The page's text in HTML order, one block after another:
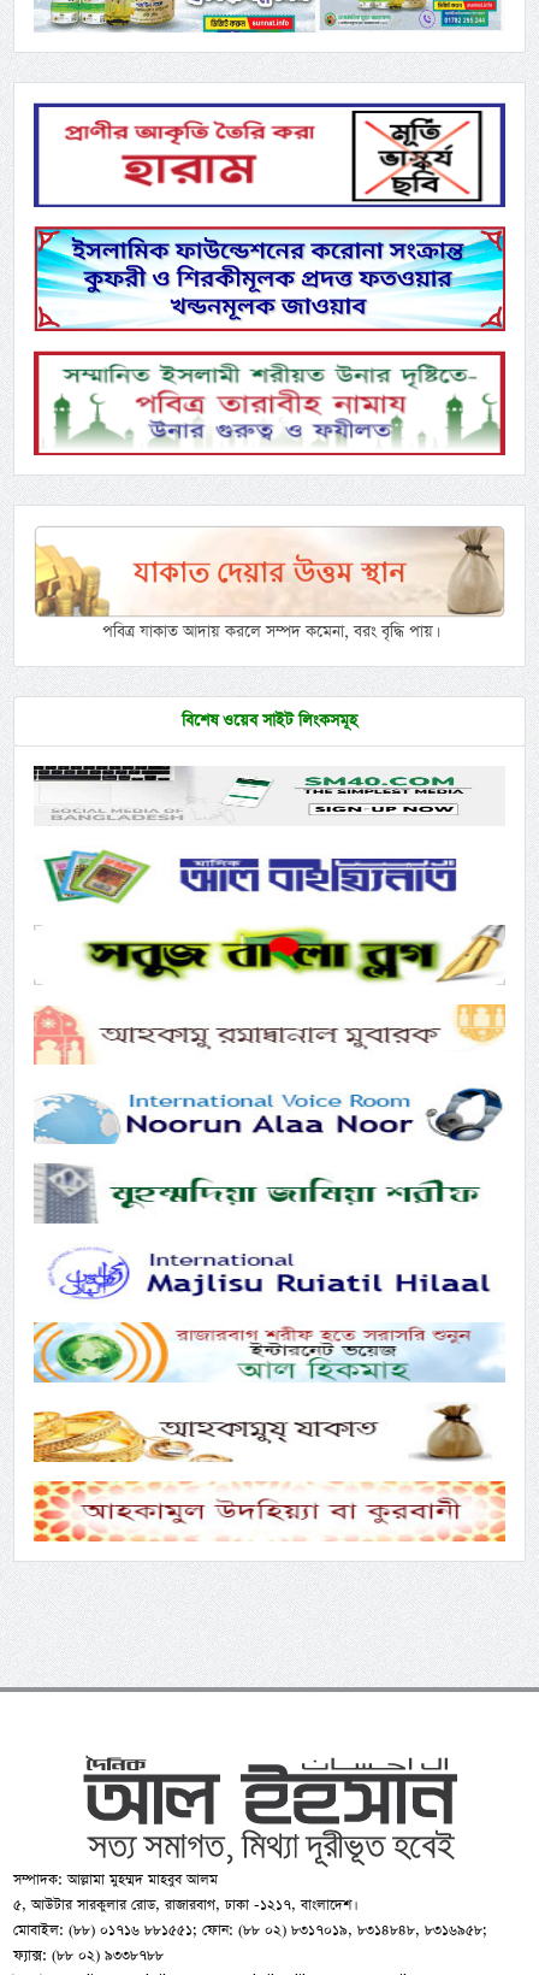
পবিত্র যাকাত আদায় করলে সম্পদ কমেনা, বরং বৃদ্ধি পায়।
বিশেষ ওয়েব সাইট লিংকসমূহ
সম্পাদক: আল্লামা মুহম্মদ মাহবুব আলম
৫, আউটার সারকুলার রোড, রাজারবাগ, ঢাকা -১২১৭, বাংলাদেশ।
মোবাইল: (৮৮) ০১৭১৬ ৮৮১৫৫১; ফোন: (৮৮ ০২) ৮৩১৭০১৯, ৮৩১৪৮৪৮, ৮৩১৬৯৫৮;
ফ্যাক্স: (৮৮ ০২) ৯৩৩৮৭৮৮